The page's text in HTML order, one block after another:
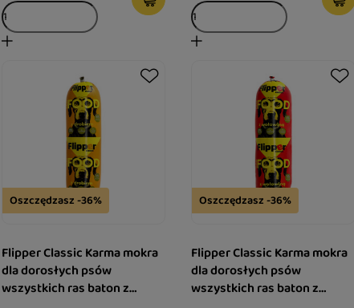
Oszczędzasz -36%
Flipper Classic Karma mokra
dla dorosłych psów
wszystkich ras baton z
Oszczędzasz -36%
Flipper Classic Karma mokra
dla dorosłych psów
wszystkich ras baton z